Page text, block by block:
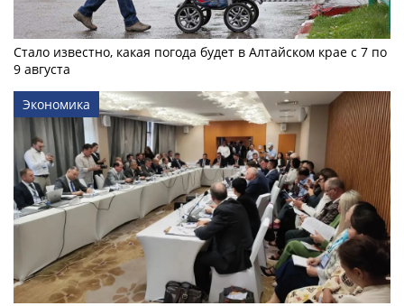
Стало известно, какая погода будет в Алтайском крае с 7 по
9 августа
Экономика